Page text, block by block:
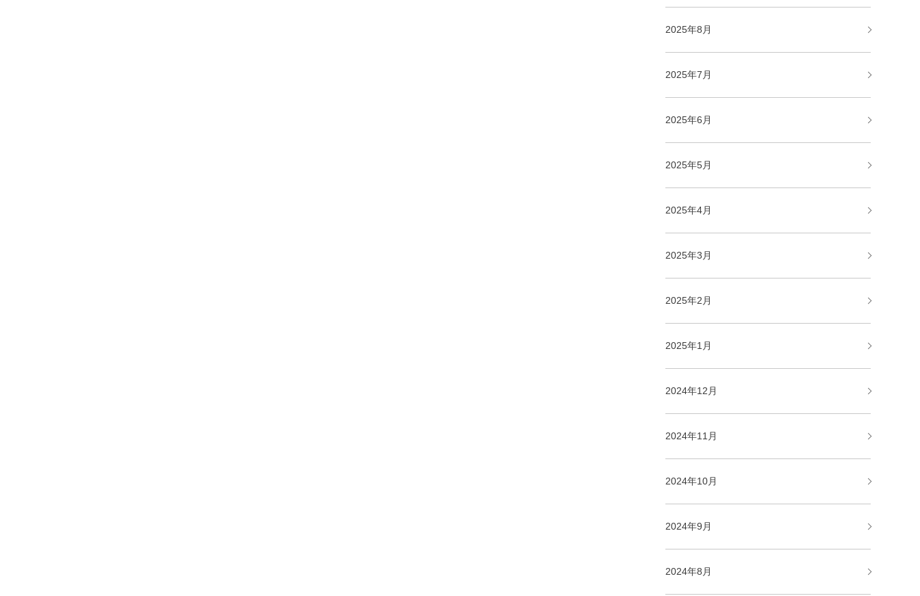
2025年8月
2025年7月
2025年6月
2025年5月
2025年4月
2025年3月
2025年2月
2025年1月
2024年12月
2024年11月
2024年10月
2024年9月
2024年8月